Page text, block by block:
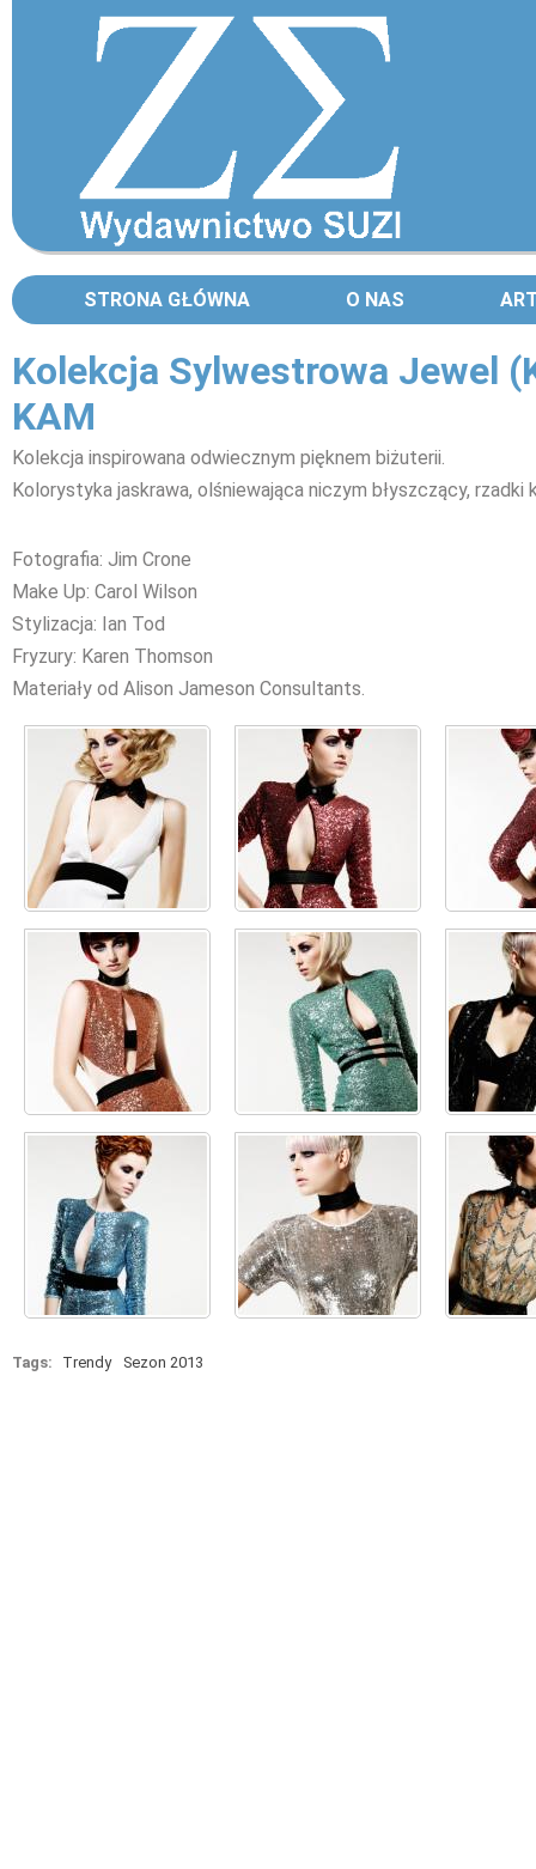
STRONA GŁÓWNA O NAS
Kolekcja Sylwestrowa Jewel
KAM
Kolekcja inspirowana odwiecznym pięknem biżuterii.
Kolorystyka jaskrawa, olśniewająca niczym błyszczący, rzadki
Fotografia: Jim Crone
Make Up: Carol Wilson
Stylizacja: Ian Tod
Fryzury: Karen Thomson
Materiały od Alison Jameson Consultants.
Tags: Trendy Sezon 2013